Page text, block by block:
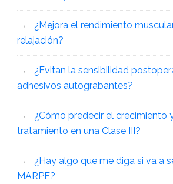
¿Mejora el rendimiento
relajación?
¿Evitan la sensibilidad
adhesivos autograbantes?
¿Cómo predecir el crecimiento
tratamiento en una Clase III?
¿Hay algo que me diga si va a
MARPE?